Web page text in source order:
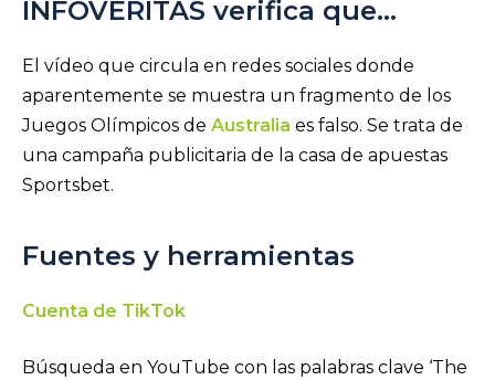
INFOVERITAS verifica que…
El vídeo que circula en redes sociales donde
aparentemente se muestra un fragmento de los
Juegos Olímpicos de Australia es falso. Se trata de
una campaña publicitaria de la casa de apuestas
Sportsbet.
Fuentes y herramientas
Cuenta de TikTok
Búsqueda en YouTube con las palabras clave ‘The